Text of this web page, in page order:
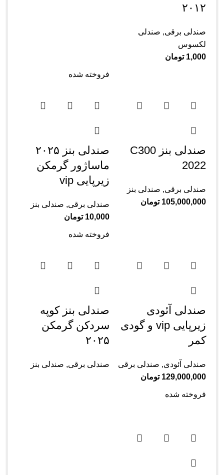
۲۰۱۲
صندلی برقی, صندلی
لکسوس
1,000 تومان
صندلی بنز C300
2022
صندلی برقی, صندلی بنز
105,000,000 تومان
فروخته شده
صندلی بنز ۲۰۲۵
ماساژور گرمکن
زیرپایی vip
صندلی برقی, صندلی بنز
10,000 تومان
صندلی آئودی
زیرپایی vip و گودی
کمر
صندلی آئودی, صندلی برقی
129,000,000 تومان
فروخته شده
صندلی بنز کوپه
سردکن گرمکن
۲۰۲۵
صندلی برقی, صندلی بنز
فروخته شده